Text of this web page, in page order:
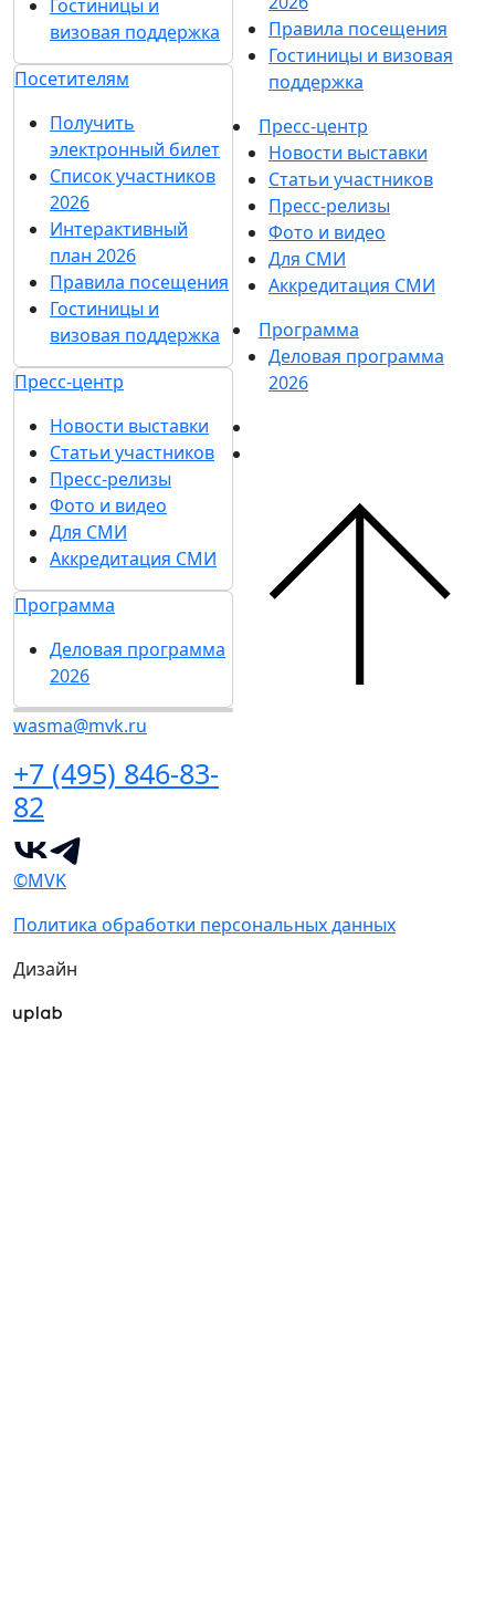
Гостиницы и
визовая поддержка
Посетителям
Получить
электронный билет
Список участников
2026
Интерактивный
план 2026
Правила посещения
Гостиницы и
визовая поддержка
Пресс-центр
Новости выставки
Статьи участников
Пресс-релизы
Фото и видео
Для СМИ
Аккредитация СМИ
Программа
Деловая программа
2026
wasma@mvk.ru
+7 (495) 846-83-
82
Правила посещения
Гостиницы и визовая
поддержка
Пресс-центр
Новости выставки
Статьи участников
Пресс-релизы
Фото и видео
Для СМИ
Аккредитация СМИ
Программа
Деловая программа
2026
©MVK
Политика обработки персональных данных
Дизайн